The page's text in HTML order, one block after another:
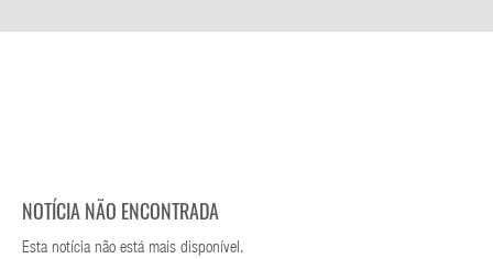
NOTÍCIA NÃO ENCONTRADA
Esta notícia não está mais disponível.